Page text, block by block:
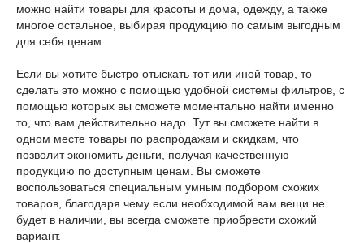
можно найти товары для красоты и дома, одежду, а также
многое остальное, выбирая продукцию по самым выгодным
для себя ценам.
Если вы хотите быстро отыскать тот или иной товар, то
сделать это можно с помощью удобной системы фильтров, с
помощью которых вы сможете моментально найти именно
то, что вам действительно надо. Тут вы сможете найти в
одном месте товары по распродажам и скидкам, что
позволит экономить деньги, получая качественную
продукцию по доступным ценам. Вы сможете
воспользоваться специальным умным подбором схожих
товаров, благодаря чему если необходимой вам вещи не
будет в наличии, вы всегда сможете приобрести схожий
вариант.